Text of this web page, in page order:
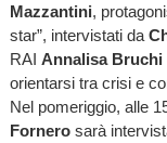
Mazzantini,
star”, intervistati da
RAI Annalisa Bruchi
orientarsi tra crisi e
Nel pomeriggio, alle
Fornerosarà